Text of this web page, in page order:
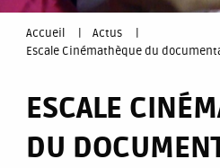
You
here
Accueil
Actus
Escale Cinémathèque du
ESCALE
DU